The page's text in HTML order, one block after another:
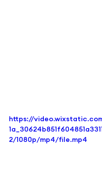
https://
2/1080p/mp4/file.mp4